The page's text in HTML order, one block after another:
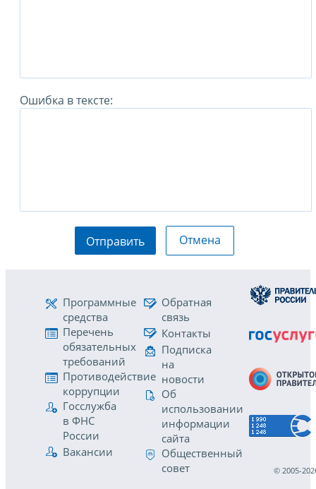
Ошибка в тексте:
Отправить Отмена
Программные
средства
Перечень
обязательных
требований
Противодействие
коррупции
Госслужба
в ФНС
России
Вакансии
Обратная
связь
Контакты
Подписка
на
новости
Об
использовании
информации
сайта
Общественный
совет
© 2005-